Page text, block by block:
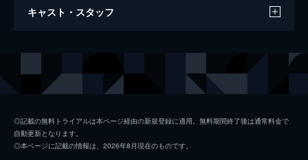
バケモノの子
キャスト・スタッフ
九太（少年期） 宮崎あおい
◎記載の無料トライアルは本ページ経由の新規登録に適用。無料期間終了後は通常料金で
自動更新となります。
◎本ページに記載の情報は、2026年8月現在のものです。